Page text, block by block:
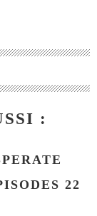
:
22